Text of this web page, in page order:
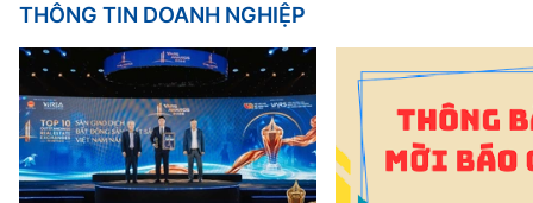
THÔNG TIN DOANH NGHIỆP